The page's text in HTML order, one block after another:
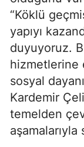
“Köklü
yapıyı
duyuyoruz.
hizmetlerine
sosyal
Kardemir
temelden